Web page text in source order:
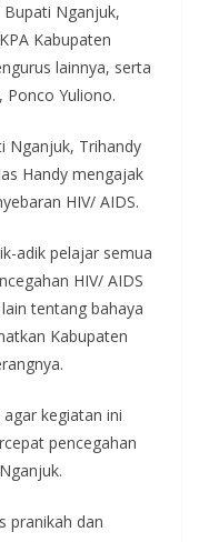
Nganjuk,
Kabupaten
lainnya, serta
Ponco Yuliono.
Nganjuk, Trihandy
Handy mengajak
HIV/ AIDS.
adik pelajar semua
HIV/ AIDS
tentang bahaya
Kabupaten
kegiatan ini
pencegahan
pranikah dan